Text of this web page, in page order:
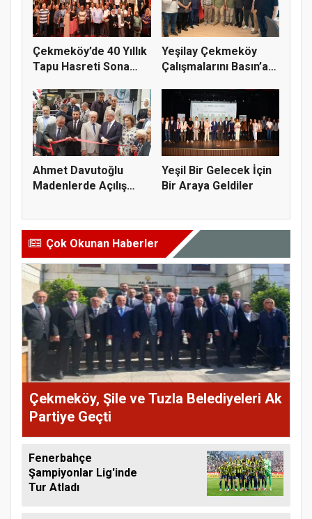
Çekmeköy’de 40 Yıllık
Tapu Hasreti Sona
Yeşilay Çekmeköy
Çalışmalarını Basın’a
Ahmet Davutoğlu
Madenlerde Açılış
Yeşil Bir Gelecek İçin
Bir Araya Geldiler
Çok Okunan Haberler
Çekmeköy, Şile ve Tuzla Belediyeleri Ak
Partiye Geçti
Fenerbahçe
Şampiyonlar Lig'inde
Tur Atladı